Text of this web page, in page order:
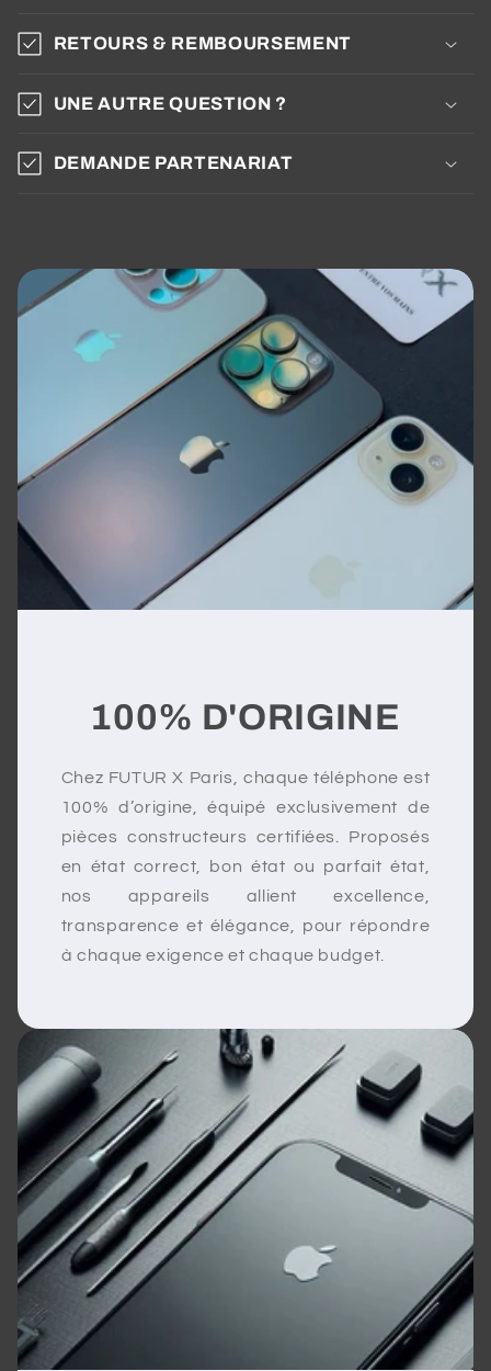
RETOURS & REMBOURSEMENT
UNE AUTRE QUESTION ?
DEMANDE PARTENARIAT
100% D'ORIGINE
Chez FUTUR X Paris, chaque téléphone est
100% d’origine, équipé exclusivement de
pièces constructeurs certifiées. Proposés
en état correct, bon état ou parfait état,
nos appareils allient excellence,
transparence et élégance, pour répondre
à chaque exigence et chaque budget.